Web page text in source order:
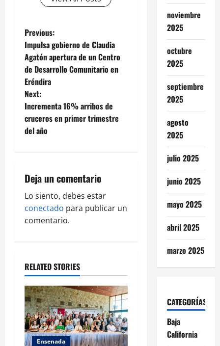
P
o
s
t
n
a
i
g
a
i
o
n
Previous:
Impulsa gobierno de Claudia
Agatón apertura de un Centro
de Desarrollo Comunitario en
Eréndira
Next:
Incrementa 16% arribos de
cruceros en primer trimestre
del año
Deja un comentario
Lo siento, debes estar
conectado para publicar un
comentario.
RELATED STORIES
Ensenada
noviembre
2025
octubre
2025
septiembre
2025
agosto
2025
julio 2025
junio 2025
mayo 2025
abril 2025
marzo 2025
CATEGORÍAS
Baja
California